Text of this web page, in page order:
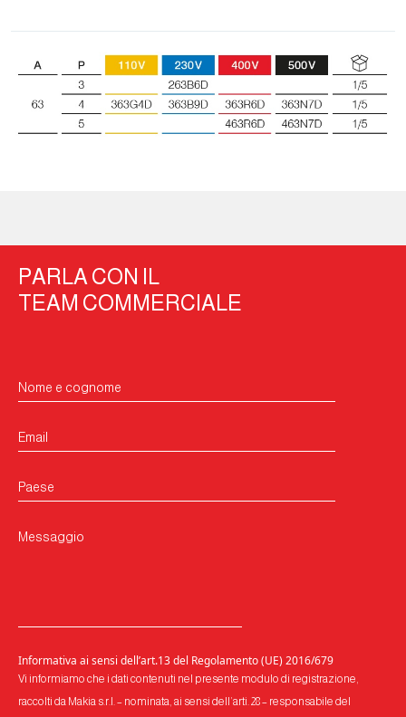
PARLA CON IL
TEAM COMMERCIALE
Nome e cognome
Email
Paese
Messaggio
Informativa ai sensi dell’art.13 del Regolamento (UE) 2016/679
Vi informiamo che i dati contenuti nel presente modulo di registrazione,
raccolti da Makia s.r.l. – nominata, ai sensi dell’arti. 28 – responsabile del